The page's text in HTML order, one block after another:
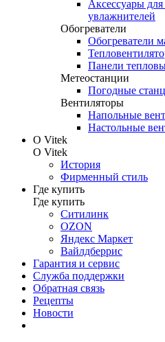
Аксессуары
увлажнителей
Обогреватели
Обогреватели
Панели
Метеостанции
Погодные
Вентиляторы
Напольные
Настольные
О Vitek
О Vitek
История
Фирменный стиль
Где купить
Где купить
Ситилинк
OZON
Яндекс Маркет
Вайлдберрис
Гарантия и сервис
Служба поддержки
Обратная связь
Рецепты
Новости